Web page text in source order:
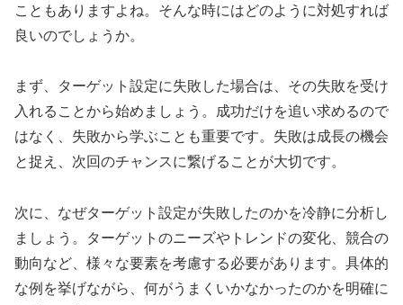
こともありますよね。そんな時にはどのように対処すれば
良いのでしょうか。
まず、ターゲット設定に失敗した場合は、その失敗を受け
入れることから始めましょう。成功だけを追い求めるので
はなく、失敗から学ぶことも重要です。失敗は成長の機会
と捉え、次回のチャンスに繋げることが大切です。
次に、なぜターゲット設定が失敗したのかを冷静に分析し
ましょう。ターゲットのニーズやトレンドの変化、競合の
動向など、様々な要素を考慮する必要があります。具体的
な例を挙げながら、何がうまくいかなかったのかを明確に